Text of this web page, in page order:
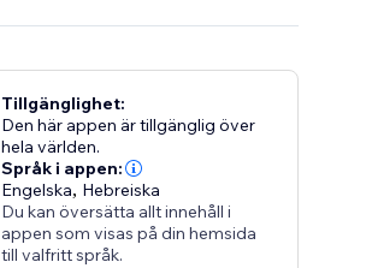
Tillgänglighet:
Den här appen är tillgänglig över
hela världen.
Språk i appen:
Engelska, Hebreiska
Du kan översätta allt innehåll i
appen som visas på din hemsida
till valfritt språk.